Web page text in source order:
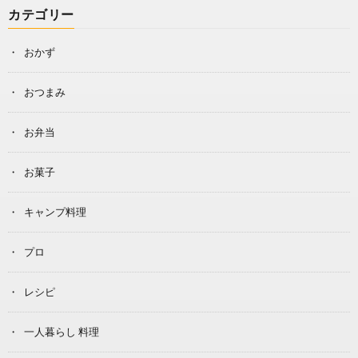
カテゴリー
おかず
おつまみ
お弁当
お菓子
キャンプ料理
プロ
レシピ
一人暮らし 料理